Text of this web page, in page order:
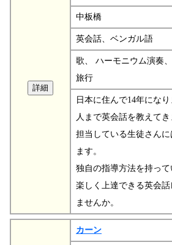
中板橋
英会話、ベンガル語
歌、 ハーモニウム演奏
旅行
日本に住んで14年にな
人まで英会話を教えてき
担当している生徒さん
ます。
独自の指導方法を持って
楽しく上達できる英会
ませんか。
カーン